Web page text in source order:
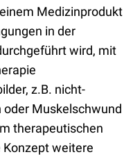
Medizinprodukt
in der
wird, mit
z.B. nicht-
Muskelschwund
therapeutischen
weitere